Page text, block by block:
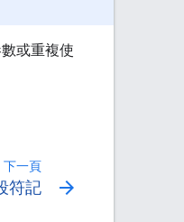
或重複使
下一頁
符記 arrow_forward